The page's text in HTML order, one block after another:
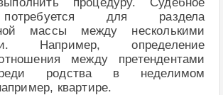
для раздела
массы между несколькими
Например, определение
между претендентами
родства в неделимом
квартире.